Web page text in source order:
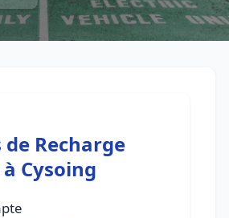
de Recharge
Cysoing